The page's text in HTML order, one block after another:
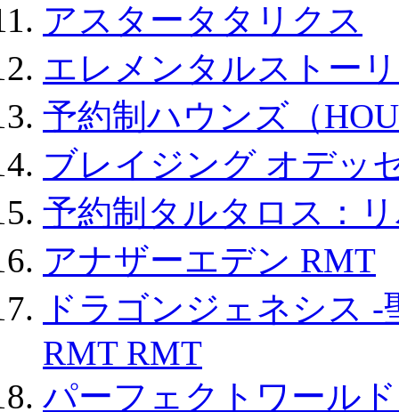
アスタータタリクス
エレメンタルストー
予約制ハウンズ（
ブレイジング オデッ
予約制タルタロス：
アナザーエデン RMT
ドラゴンジェネシス
RMT RMT
パーフェクトワール